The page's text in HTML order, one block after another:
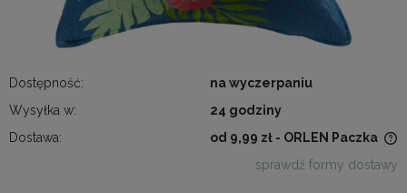
Dostępność:
na wyczerpaniu
Wysyłka w:
24 godziny
Dostawa:
od 9,99 zł - ORLEN Paczka
sprawdź formy dostawy